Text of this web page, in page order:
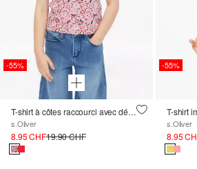
-55%
T-shirt à côtes raccourci avec détail au dos
s.Oliver
8.95 CHF19.90 CHF
-55%
s.Oliver
8.95